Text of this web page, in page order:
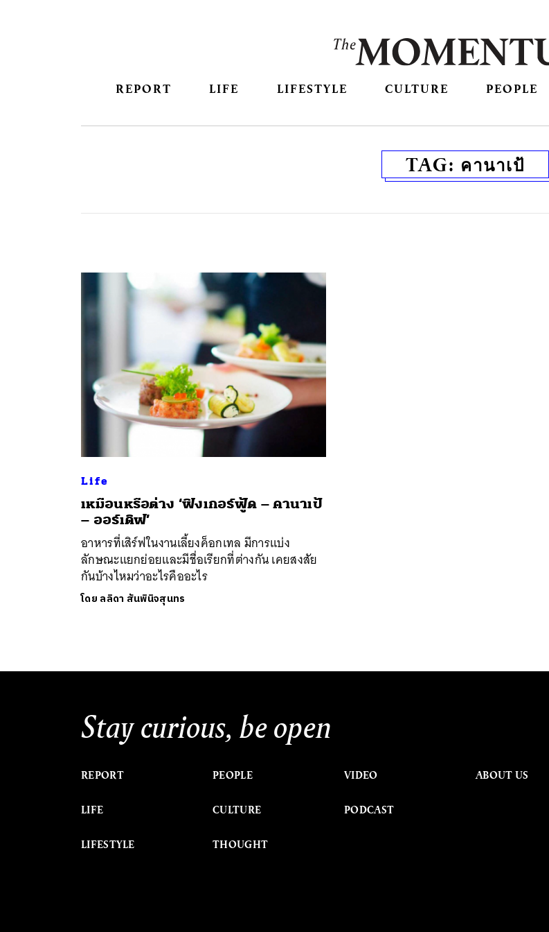
REPORT LIFE LIFESTYLE CULTURE PEOPLE
TAG: คานาเป้
Life
เหมือนหรือต่าง ‘ฟิงเกอร์ฟู้ด – คานาเป้
– ออร์เดิฟ’
อาหารที่เสิร์ฟในงานเลี้ยงค็อกเทล มีการแบ่ง
ลักษณะแยกย่อยและมีชื่อเรียกที่ต่างกัน เคยสงสัย
กันบ้างไหมว่าอะไรคืออะไร
โดย ลลิดา สันพินิจสุนทร
Stay curious, be open
REPORT
LIFE
LIFESTYLE
PEOPLE
CULTURE
THOUGHT
VIDEO
PODCAST
ABOUT US
ค้นหา